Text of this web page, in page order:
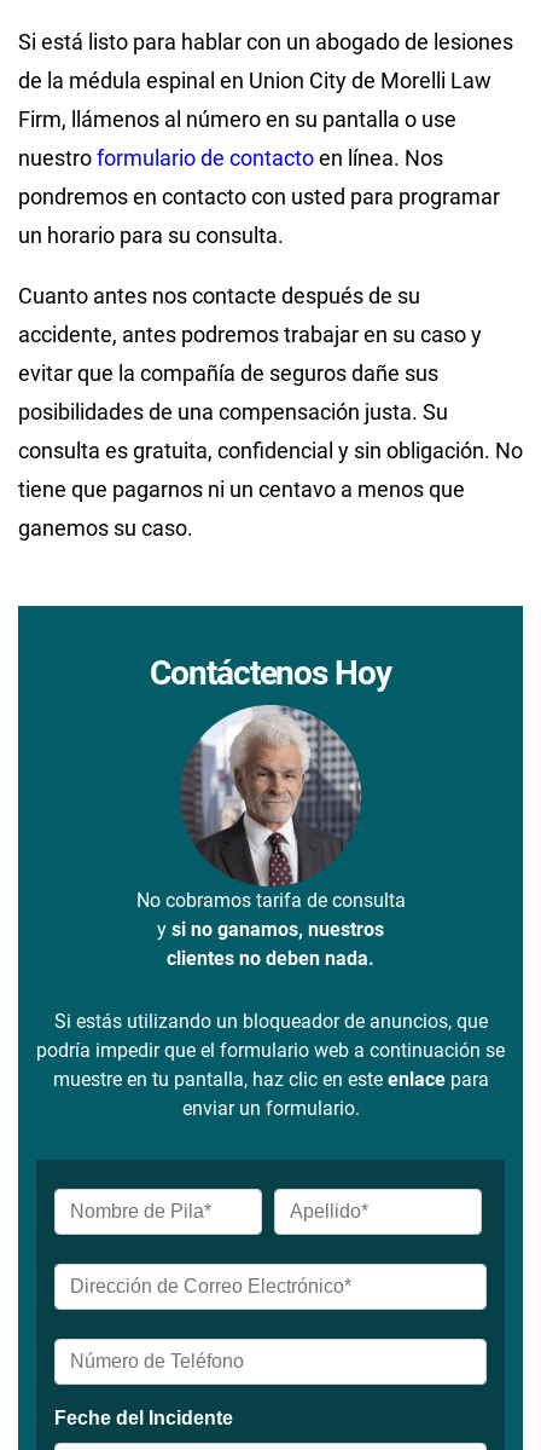
Si está listo para hablar con un abogado de lesiones
de la médula espinal en Union City de Morelli Law
Firm, llámenos al número en su pantalla o use
nuestroformulario de contactoen línea. Nos
pondremos en contacto con usted para programar
un horario para su consulta.
Cuanto antes nos contacte después de su
accidente, antes podremos trabajar en su caso y
evitar que la compañía de seguros dañe sus
posibilidades de una compensación justa. Su
consulta es gratuita, confidencial y sin obligación. No
tiene que pagarnos ni un centavo a menos que
ganemos su caso.
Contáctenos Hoy
No cobramos tarifa de consulta
y si no ganamos, nuestros
clientes no deben nada.
Si estás utilizando un bloqueador de anuncios, que
podría impedir que el formulario web a continuación se
muestre en tu pantalla, haz clic en este enlacepara
enviar un formulario.